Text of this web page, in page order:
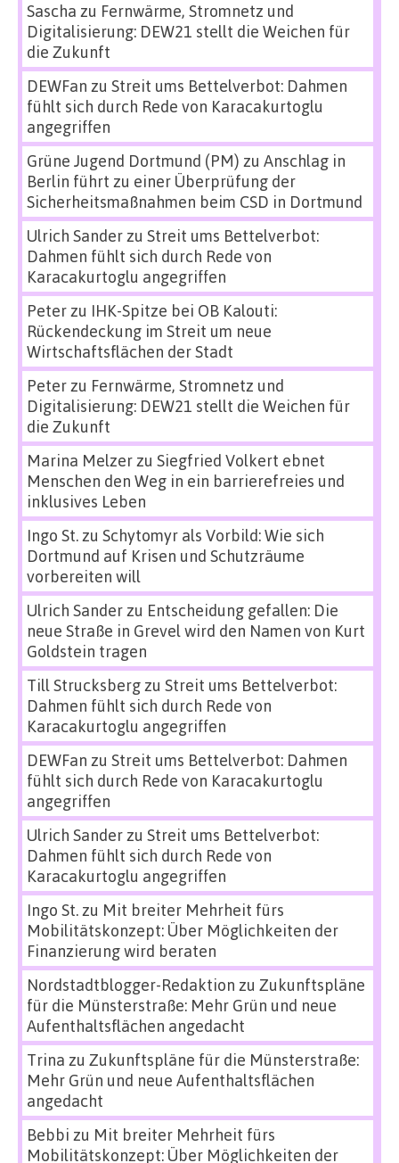
Sascha zu Fernwärme, Stromnetz und
Digitalisierung: DEW21 stellt die Weichen für
die Zukunft
DEWFan zu Streit ums Bettelverbot: Dahmen
fühlt sich durch Rede von Karacakurtoglu
angegriffen
Grüne Jugend Dortmund (PM) zu Anschlag in
Berlin führt zu einer Überprüfung der
Sicherheitsmaßnahmen beim CSD in Dortmund
Ulrich Sanderzu Streit ums Bettelverbot:
Dahmen fühlt sich durch Rede von
Karacakurtoglu angegriffen
Peterzu IHK-Spitze bei OB Kalouti:
Rückendeckung im Streit um neue
Wirtschaftsflächen der Stadt
Peterzu Fernwärme, Stromnetz und
Digitalisierung: DEW21 stellt die Weichen für
die Zukunft
Marina Melzerzu Siegfried Volkert ebnet
Menschen den Weg in ein barrierefreies und
inklusives Leben
Ingo St.zu Schytomyr als Vorbild: Wie sich
Dortmund auf Krisen und Schutzräume
vorbereiten will
Ulrich Sanderzu Entscheidung gefallen: Die
neue Straße in Grevel wird den Namen von Kurt
Goldstein tragen
Till Strucksbergzu Streit ums Bettelverbot:
Dahmen fühlt sich durch Rede von
Karacakurtoglu angegriffen
DEWFan zu Streit ums Bettelverbot: Dahmen
fühlt sich durch Rede von Karacakurtoglu
angegriffen
Ulrich Sanderzu Streit ums Bettelverbot:
Dahmen fühlt sich durch Rede von
Karacakurtoglu angegriffen
Ingo St.zu Mit breiter Mehrheit fürs
Mobilitätskonzept: Über Möglichkeiten der
Finanzierung wird beraten
Nordstadtblogger-Redaktion zu Zukunftspläne
für die Münsterstraße: Mehr Grün und neue
Aufenthaltsflächen angedacht
Trina zu Zukunftspläne für die Münsterstraße:
Mehr Grün und neue Aufenthaltsflächen
angedacht
Bebbi zu Mit breiter Mehrheit fürs
Mobilitätskonzept: Über Möglichkeiten der